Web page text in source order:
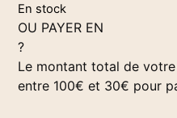
En stock
OU PAYER EN
?
Le montant total de
entre 100€ et 30€ pour